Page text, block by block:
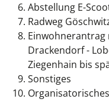
Abstellung E-
Radweg
Einwohnerantrag
Drackendorf -
Ziegenhain bis
Sonstiges
Organisatorisches